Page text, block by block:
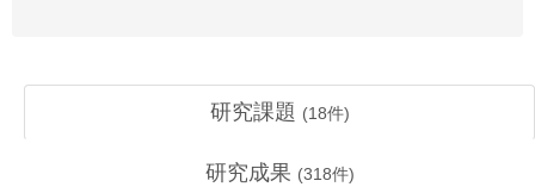
研究課題 (18件)
研究成果 (318件)